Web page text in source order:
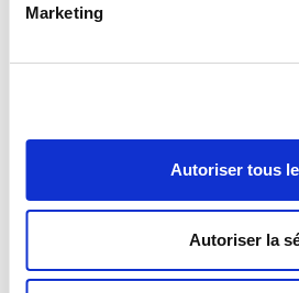
Marketing
Autoriser tous
Autoriser la
E-mail
Your message